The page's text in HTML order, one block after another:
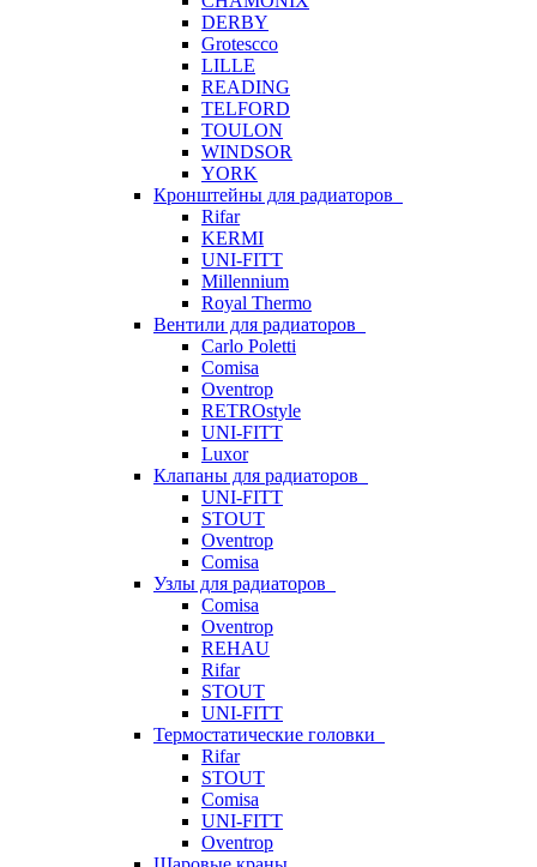
DERBY
Grotescco
LILLE
READING
TELFORD
TOULON
WINDSOR
YORK
Кронштейны для радиаторов
Rifar
KERMI
UNI-FITT
Millennium
Royal Thermo
Вентили для радиаторов
Carlo Poletti
Comisa
Oventrop
RETROstyle
UNI-FITT
Luxor
Клапаны для радиаторов
UNI-FITT
STOUT
Oventrop
Comisa
Узлы для радиаторов
Comisa
Oventrop
REHAU
Rifar
STOUT
UNI-FITT
Термостатические головки
Rifar
STOUT
Comisa
UNI-FITT
Oventrop